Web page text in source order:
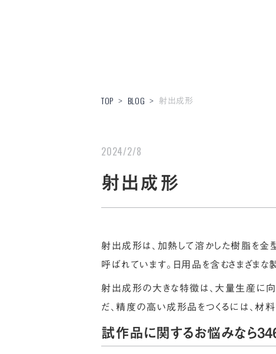
TOP > BLOG > 射出成形
2024/2/8
射出成形
射出成形は、加熱して溶かした樹脂を金
呼ばれています。日用品を含むさまざま
射出成形の大きな特徴は、大量生産に向
だ、精度の高い成形品をつくるには、材
試作品に関するお悩みなら